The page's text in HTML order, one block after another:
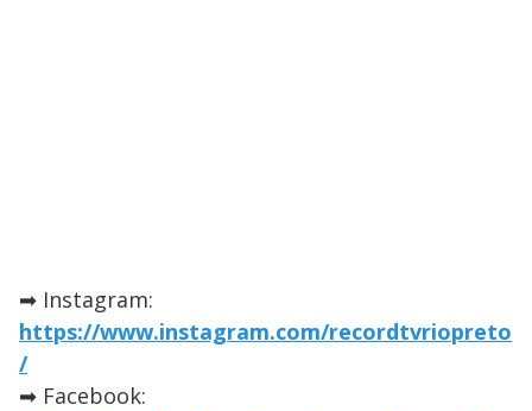
➡ Instagram:
https://www.instagram.com/recordtvriopreto
/
➡ Facebook: